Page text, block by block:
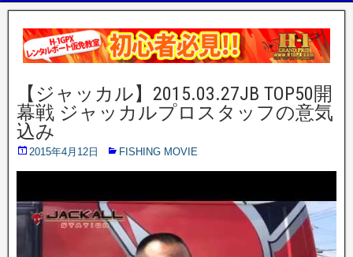
【ジャッカル】2015.03.27JB TOP50開
幕戦 ジャッカルプロスタッフの意気
込み
2015年4月12日 FISHING MOVIE